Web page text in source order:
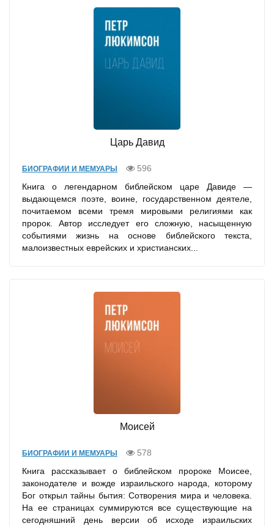
Царь Давид
БИОГРАФИИ И МЕМУАРЫ
596
Книга о легендарном библейском царе Давиде —
выдающемся поэте, воине, государственном деятеле,
почитаемом всеми тремя мировыми религиями как
пророк. Автор исследует его сложную, насыщенную
событиями жизнь на основе библейского текста,
малоизвестных еврейских и христианских...
Моисей
БИОГРАФИИ И МЕМУАРЫ
578
Книга рассказывает о библейском пророке Моисее,
законодателе и вожде израильского народа, которому
Бог открыл тайны бытия: Сотворения мира и человека.
На ее страницах суммируются все существующие на
сегодняшний день версии об исходе израильских